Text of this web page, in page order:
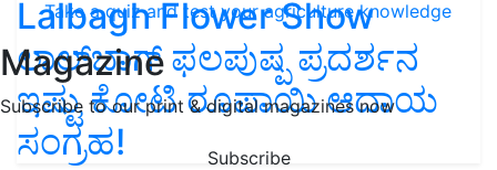
Take a quiz and test your agriculture knowledge
Magazine
Subscribe to our print & digital magazines now
Subscribe
Lalbagh Flower Show
ಲಾಲ್‌ಬಾಗ್ ಫಲಪುಷ್ಪ ಪ್ರದರ್ಶನ
ಇಷ್ಟು ಕೋಟಿ ರೂಪಾಯಿ ಆದಾಯ
ಸಂಗ್ರಹ!